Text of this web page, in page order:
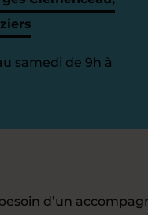
samedi de 9h à
d’un